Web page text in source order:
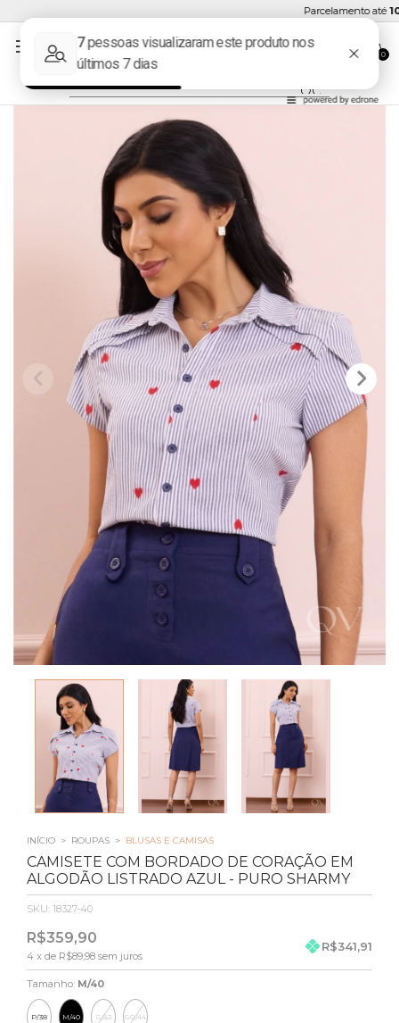
Parcelamento até10x
0
INÍCIO > ROUPAS > BLUSAS E CAMISAS
CAMISETE COM BORDADO DE CORAÇÃO EM
ALGODÃO LISTRADO AZUL - PURO SHARMY
SKU: 18327-40
R$359,90
4 x de R$89,98 sem juros
R$341,91
Tamanho: M/40
P/38 M/40 G/42 GG/44